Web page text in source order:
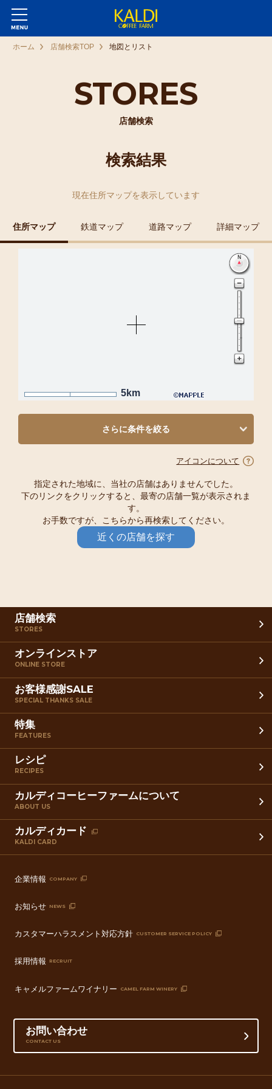
STORES
店舗検索
ホーム 店舗検索TOP 地図とリスト
検索結果
現在住所マップを表示しています
住所マップ 鉄道マップ 道路マップ 詳細マップ
5km
さらに条件を絞る
アイコンについて
指定された地域に、当社の店舗はありませんでした。
下のリンクをクリックすると、最寄の店舗一覧が表示されま
す。
お手数ですが、こちらから再検索してください。
近くの店舗を探す
店舗検索
STORES
オンラインストア
ONLINE STORE
お客様感謝SALE
SPECIAL THANKS SALE
特集
FEATURES
レシピ
RECIPES
カルディコーヒーファームについて
ABOUT US
カルディカード
KALDI CARD
企業情報 COMPANY
お知らせ NEWS
カスタマーハラスメント対応方針 CUSTOMER SERVICE POLICY
採用情報 RECRUIT
キャメルファームワイナリー CAMEL FARM WINERY
お問い合わせ
CONTACT US